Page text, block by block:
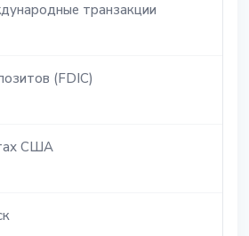
транзакции
(FDIC)
США